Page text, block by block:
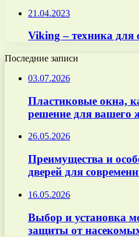
21.04.2023
Viking – техника для
Последние записи
03.07.2026
Пластиковые окна,
решение для вашего
26.05.2026
Преимущества и
дверей для
16.05.2026
Выбор и установка
защиты от